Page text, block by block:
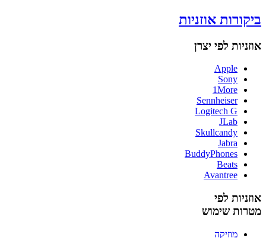
ביקורות אוזניות
אוזניות לפי יצרן
Apple
Sony
1More
Sennheiser
Logitech G
JLab
Skullcandy
Jabra
BuddyPhones
Beats
Avantree
אוזניות לפי
מטרות שימוש
מוזיקה